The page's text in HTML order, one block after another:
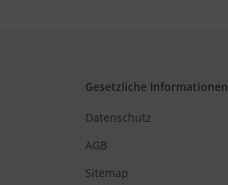
Gesetzliche Informationen
Datenschutz
AGB
Sitemap